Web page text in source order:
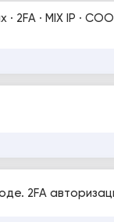
· MIX IP ·
2FA